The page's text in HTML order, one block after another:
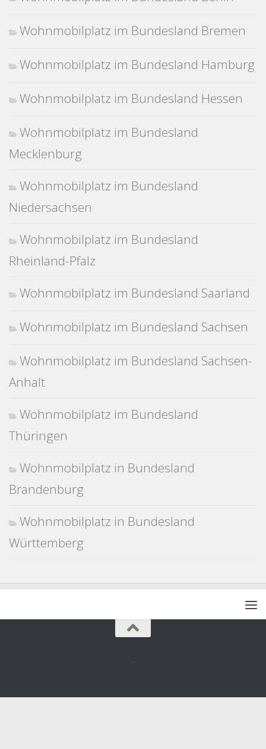
Wohnmobilplatz im Bundesland Bremen
Wohnmobilplatz im Bundesland Hamburg
Wohnmobilplatz im Bundesland Hessen
Wohnmobilplatz im Bundesland
Mecklenburg
Wohnmobilplatz im Bundesland
Niedersachsen
Wohnmobilplatz im Bundesland
Rheinland-Pfalz
Wohnmobilplatz im Bundesland Saarland
Wohnmobilplatz im Bundesland Sachsen
Wohnmobilplatz im Bundesland Sachsen-
Anhalt
Wohnmobilplatz im Bundesland
Thüringen
Wohnmobilplatz in Bundesland
Brandenburg
Wohnmobilplatz in Bundesland
Württemberg
.